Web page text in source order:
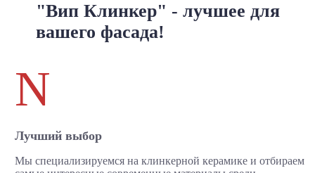
"Вип Клинкер" - лучшее для
вашего фасада!
N
Лучший выбор
Мы специализируемся на клинкерной керамике и отбираем